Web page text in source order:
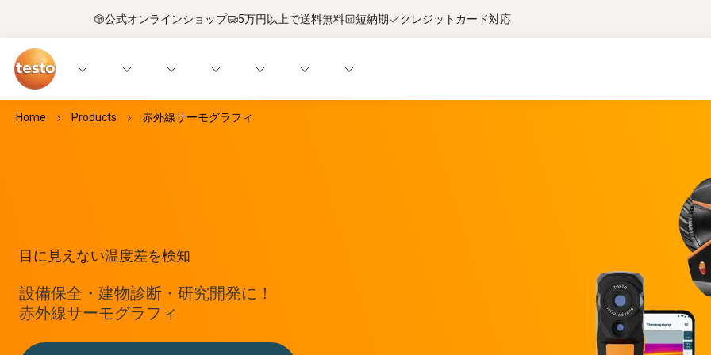
公式オンラインショップ 5万円以上で送料無料 短納期 クレジットカード対応
Home Products 赤外線サーモグラフィ
目に見えない温度差を検知
設備保全・建物診断・研究開発に！
赤外線サーモグラフィ